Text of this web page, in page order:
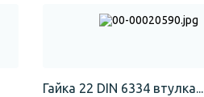
Гайка 22 DIN 6334 втулка...